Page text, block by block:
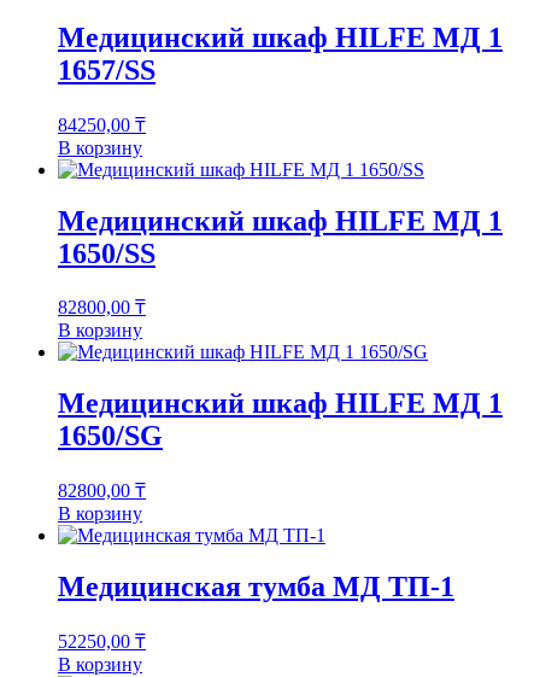
Медицинский шкаф HILFE МД 1
1657/SS
84250,00 ₸
В корзину
Медицинский шкаф HILFE МД 1
1650/SS
82800,00 ₸
В корзину
Медицинский шкаф HILFE МД 1
1650/SG
82800,00 ₸
В корзину
Медицинская тумба МД ТП-1
52250,00 ₸
В корзину